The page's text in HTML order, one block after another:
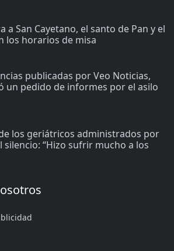
a San Cayetano, el santo de Pan y el
los horarios de misa
publicadas por Veo Noticias,
un pedido de informes por el asilo
los geriátricos administrados por
“Hizo sufrir mucho a los